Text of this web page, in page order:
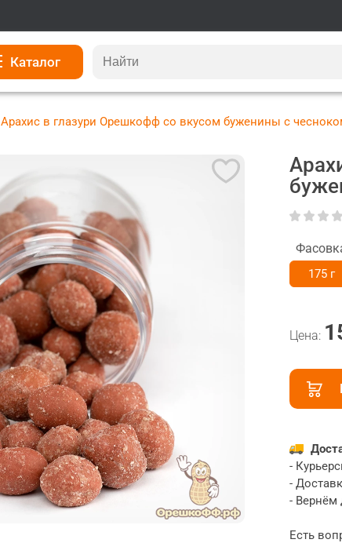
Каталог
Арахис в глазури Орешкофф со вкусом буженины с
175 г
Цена:
-
-
- Вернём
Есть